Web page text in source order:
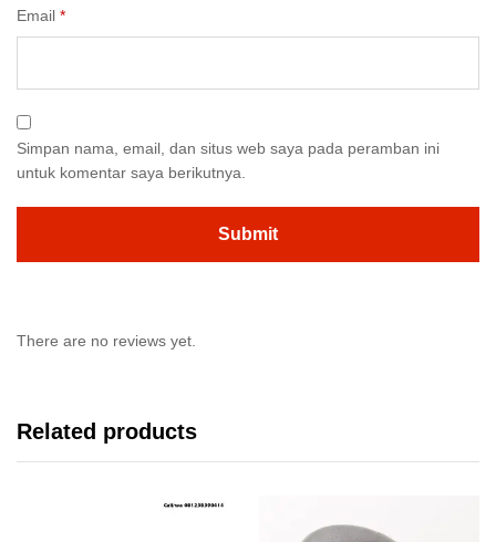
Email *
Simpan nama, email, dan situs web saya pada peramban ini
untuk komentar saya berikutnya.
There are no reviews yet.
Related products